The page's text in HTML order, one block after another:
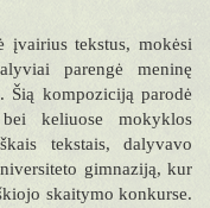
įvairius tekstus, mokėsi
parengė meninę
Šią kompoziciją parodė
keliuose mokyklos
tekstais, dalyvavo
gimnaziją, kur
skaitymo konkurse.